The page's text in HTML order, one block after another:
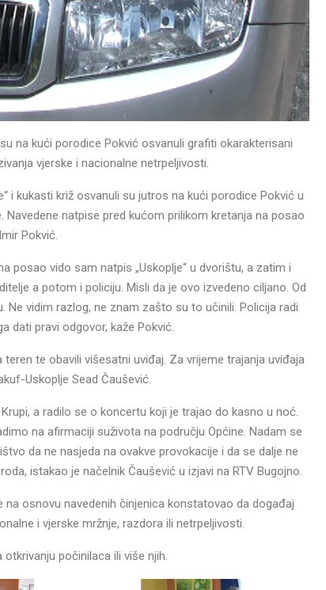
na kući porodice Pokvić osvanuli grafiti okarakterisani
vjerske i nacionalne netrpeljivosti.
i kukasti križ osvanuli su jutros na kući porodice Pokvić u
natpise pred kućom prilikom kretanja na posao
Pokvić.
posao vido sam natpis „Uskoplje“ u dvorištu, a zatim i
a potom i policiju. Misli da je ovo izvedeno ciljano. Od
vidim razlog, ne znam zašto su to učinili. Policija radi
dati pravi odgovor, kaže Pokvić.
te obavili višesatni uviđaj. Za vrijeme trajanja uviđaja
Uskoplje Sead Čaušević.
a radilo se o koncertu koji je trajao do kasno u noć.
na afirmaciji suživota na području Općine. Nadam se
da ne nasjeda na ovakve provokacije i da se dalje ne
istakao je načelnik Čaušević u izjavi na RTV Bugojno.
osnovu navedenih činjenica konstatovao da događaj
i vjerske mržnje, razdora ili netrpeljivosti.
počinilaca ili više njih.